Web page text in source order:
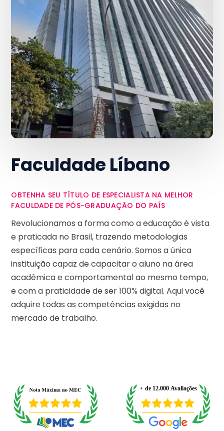
Faculdade Líbano
OBTENHA SEU TÍTULO DE ESPECIALISTA NA MELHOR
FACULDADE DE PÓS-GRADUAÇÃO DO PAÍS
Revolucionamos a forma como a educação é vista
e praticada no Brasil, trazendo metodologias
específicas para cada cenário. Somos a única
instituição capaz de capacitar o aluno na área
acadêmica e comportamental ao mesmo tempo,
e com a praticidade de ser 100% digital. Aqui você
adquire todas as competências exigidas no
mercado de trabalho.